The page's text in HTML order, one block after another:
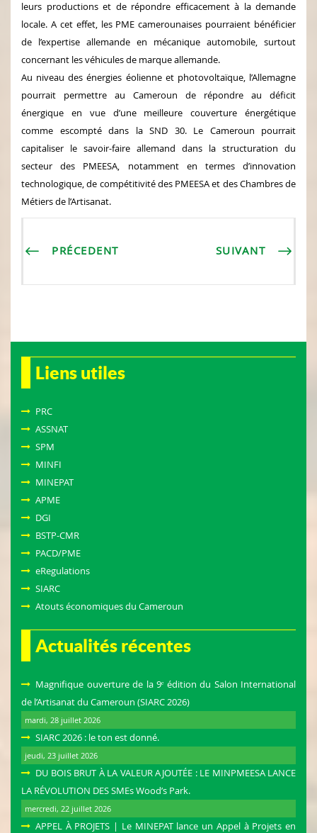
leurs productions et de répondre efficacement à la demande
locale. A cet effet, les PME camerounaises pourraient bénéficier
de l’expertise allemande en mécanique automobile, surtout
concernant les véhicules de marque allemande.
Au niveau des énergies éolienne et photovoltaïque, l’Allemagne
pourrait permettre au Cameroun de répondre au déficit
énergique en vue d’une meilleure couverture énergétique
comme escompté dans la SND 30. Le Cameroun pourrait
capitaliser le savoir-faire allemand dans la structuration du
secteur des PMEESA, notamment en termes d’innovation
technologique, de compétitivité des PMEESA et des Chambres de
Métiers de l’Artisanat.
PRÉCEDENT SUIVANT
Liens utiles
PRC
ASSNAT
SPM
MINFI
MINEPAT
APME
DGI
BSTP-CMR
PACD/PME
eRegulations
SIARC
Atouts économiques du Cameroun
Actualités récentes
Magnifique ouverture de la 9ᵉ édition du Salon International
de l’Artisanat du Cameroun (SIARC 2026)
mardi, 28 juillet 2026
SIARC 2026 : le ton est donné.
jeudi, 23 juillet 2026
DU BOIS BRUT À LA VALEUR AJOUTÉE : LE MINPMEESA LANCE
LA RÉVOLUTION DES SMEs Wood’s Park.
mercredi, 22 juillet 2026
APPEL À PROJETS | Le MINEPAT lance un Appel à Projets en